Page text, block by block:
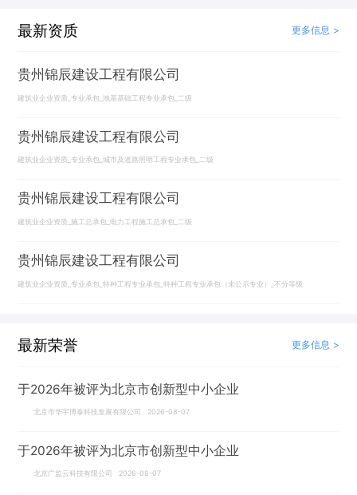
最新资质 更多信息 >
贵州锦辰建设工程有限公司
建筑业企业资质_专业承包_地基基础工程专业承包_二级
贵州锦辰建设工程有限公司
建筑业企业资质_专业承包_城市及道路照明工程专业承包_二级
贵州锦辰建设工程有限公司
建筑业企业资质_施工总承包_电力工程施工总承包_二级
贵州锦辰建设工程有限公司
建筑业企业资质_专业承包_特种工程专业承包_特种工程专业承包（未公示专业）_不分等级
最新荣誉 更多信息 >
于2026年被评为北京市创新型中小企业
北京市华宇博泰科技发展有限公司 2026-08-07
于2026年被评为北京市创新型中小企业
北京广监云科技有限公司 2026-08-07